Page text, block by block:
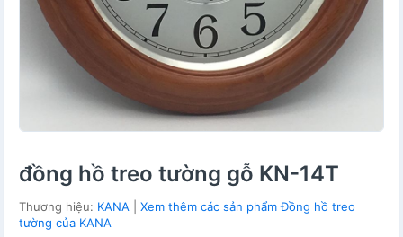
đồng hồ treo tường gỗ KN-14T
Thương hiệu: KANA
Xem thêm các sản phẩm Đồng hồ treo
tường của KANA